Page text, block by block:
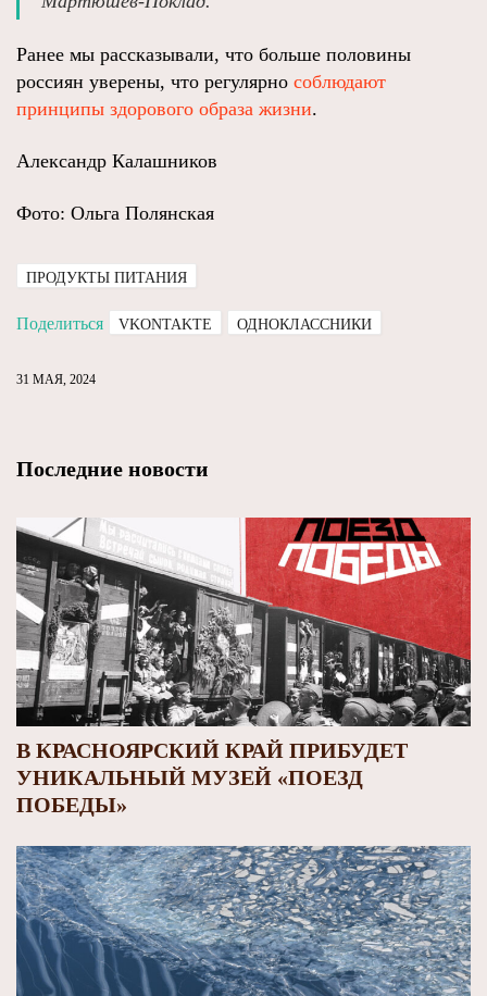
Ранее мы рассказывали, что больше половины
россиян уверены, что регулярно соблюдают
принципы здорового образа жизни.
Александр Калашников
Фото: Ольга Полянская
ПРОДУКТЫ ПИТАНИЯ
Поделиться VKONTAKTE ОДНОКЛАССНИКИ
31 МАЯ, 2024
Последние новости
В КРАСНОЯРСКИЙ КРАЙ ПРИБУДЕТ
УНИКАЛЬНЫЙ МУЗЕЙ «ПОЕЗД
ПОБЕДЫ»